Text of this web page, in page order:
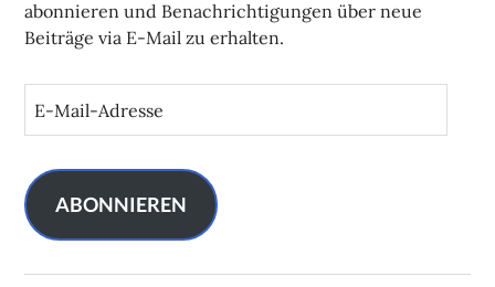
abonnieren und Benachrichtigungen über neue
Beiträge via E-Mail zu erhalten.
a
i
l
A
ABONNIEREN